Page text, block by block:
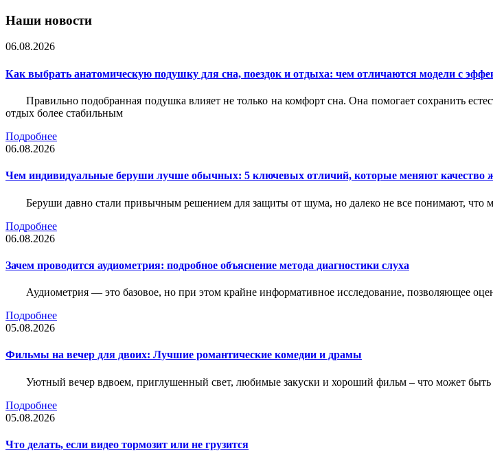
Наши новости
06.08.2026
Как выбрать анатомическую подушку для сна, поездок и отдыха: чем отличаются модели с
Правильно подобранная подушка влияет не только на комфорт сна. Она помогает сохранить
отдых более стабильным
Подробнее
06.08.2026
Чем индивидуальные беруши лучше обычных: 5 ключевых отличий, которые меняют качество
Беруши давно стали привычным решением для защиты от шума, но далеко не все понимают,
Подробнее
06.08.2026
Зачем проводится аудиометрия: подробное объяснение метода диагностики слуха
Аудиометрия — это базовое, но при этом крайне информативное исследование, позволяющее
Подробнее
05.08.2026
Фильмы на вечер для двоих: Лучшие романтические комедии и драмы
Уютный вечер вдвоем, приглушенный свет, любимые закуски и хороший фильм – что может
Подробнее
05.08.2026
Что делать, если видео тормозит или не грузится